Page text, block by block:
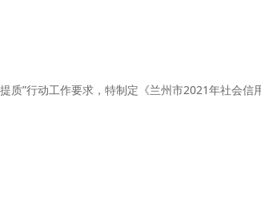
”行动工作要求，特制定《兰州市2021年社会